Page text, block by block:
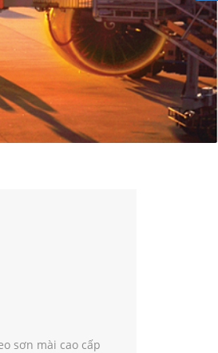
sơn mài cao cấp